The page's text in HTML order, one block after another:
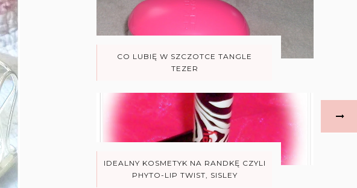
CO LUBIĘ W SZCZOTCE TANGLE
TEZER
IDEALNY KOSMETYK NA RANDKĘ CZYLI
PHYTO-LIP TWIST, SISLEY